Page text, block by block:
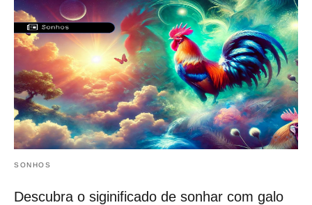
SONHOS
Descubra o siginificado de sonhar com galo